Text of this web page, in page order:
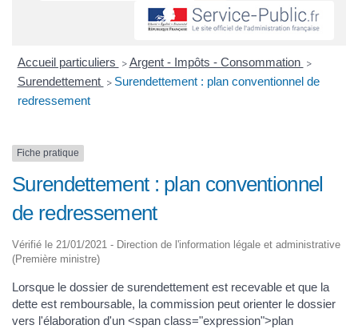
Accueil particuliers > Argent - Impôts - Consommation >
Surendettement > Surendettement : plan conventionnel de
redressement
Fiche pratique
Surendettement : plan conventionnel
de redressement
Vérifié le 21/01/2021 - Direction de l'information légale et administrative
(Première ministre)
Lorsque le dossier de surendettement est recevable et que la
dette est remboursable, la commission peut orienter le dossier
vers l'élaboration d'un <span class="expression">plan